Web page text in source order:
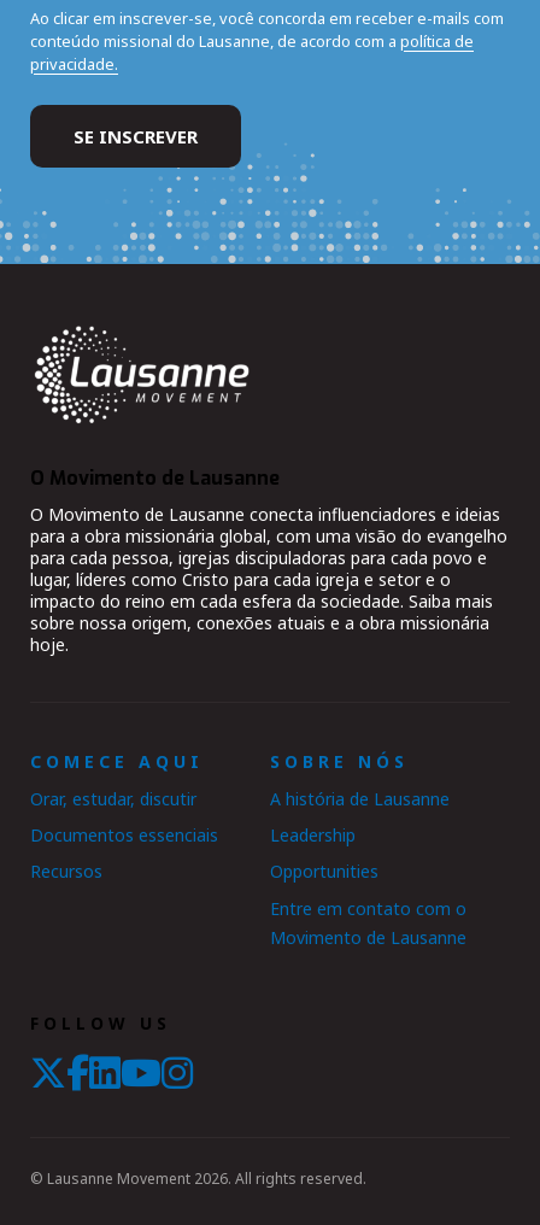
Ao clicar em inscrever-se, você concorda em receber e-mails com
conteúdo missional do Lausanne, de acordo com a política de
privacidade.
O Movimento de Lausanne
O Movimento de Lausanne conecta influenciadores e ideias
para a obra missionária global, com uma visão do evangelho
para cada pessoa, igrejas discipuladoras para cada povo e
lugar, líderes como Cristo para cada igreja e setor e o
impacto do reino em cada esfera da sociedade. Saiba mais
sobre nossa origem, conexões atuais e a obra missionária
hoje.
COMECE AQUI
Orar, estudar, discutir
Documentos essenciais
Recursos
SOBRE NÓS
A história de Lausanne
Leadership
Opportunities
Entre em contato com o
Movimento de Lausanne
FOLLOW US
© Lausanne Movement 2026. All rights reserved.